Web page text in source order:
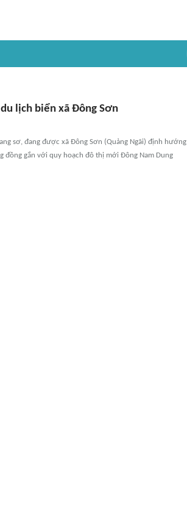
lịch biển xã Đông Sơn
sơ, đang được xã Đông Sơn (Quảng Ngãi) định hướng
đồng gắn với quy hoạch đô thị mới Đông Nam Dung